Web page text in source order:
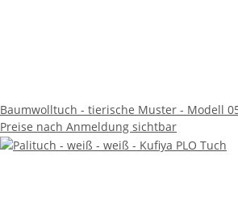
Baumwolltuch - tierische Muster - Modell
Preise nach Anmeldung sichtbar